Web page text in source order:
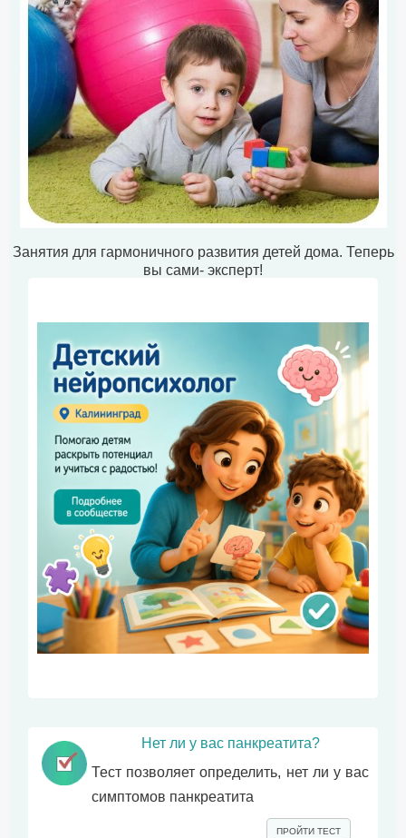
Занятия для гармоничного развития детей дома. Теперь
вы сами- эксперт!
Нет ли у вас панкреатита?
Тест позволяет определить, нет ли у вас
симптомов панкреатита
ПРОЙТИ ТЕСТ